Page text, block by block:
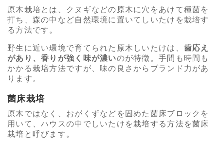
原木栽培とは、クヌギなどの原木に穴をあけて種菌を
打ち、森の中など自然環境に置いてしいたけを栽培す
る方法です。
野生に近い環境で育てられた原木しいたけは、 歯応え
があり、香りが強く味が濃いのが特徴。手間も時間も
かかる栽培方法ですが、味の良さからブランド力があ
ります。
菌床栽培
原木ではなく、おがくずなどを固めた菌床ブロックを
用いて、ハウスの中でしいたけを栽培する方法を菌床
栽培と呼びます。